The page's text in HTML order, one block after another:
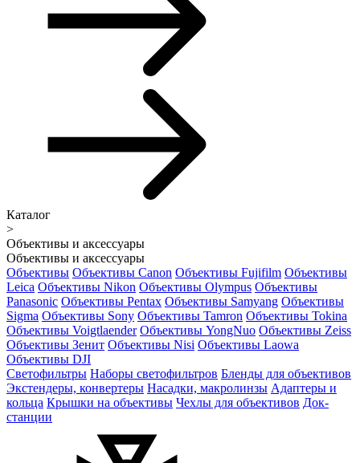
Каталог
>
Объективы и аксессуары
Объективы и аксессуары
Объективы Объективы Canon Объективы Fujifilm Объективы
Leica Объективы Nikon Объективы Olympus Объективы
Panasonic Объективы Pentax Объективы Samyang Объективы
Sigma Объективы Sony Объективы Tamron Объективы Tokina
Объективы Voigtlaender Объективы YongNuo Объективы Zeiss
Объективы Зенит Объективы Nisi Объективы Laowa
Объективы DJI
Светофильтры Наборы светофильтров Бленды для объективов
Экстендеры, конвертеры Насадки, макролинзы Адаптеры и
кольца Крышки на объективы Чехлы для объективов Док-
станции